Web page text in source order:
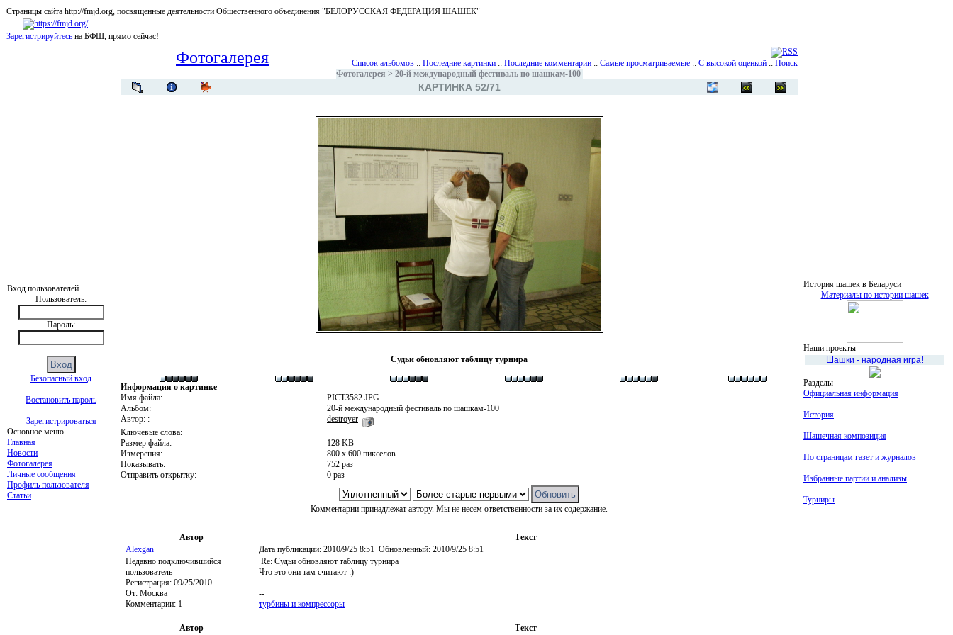
Страницы сайта http://fmjd.org, посвященные деятельности Общественного объединения "БЕЛОРУССКАЯ ФЕДЕРАЦИЯ ШАШЕК"
Зарегистрируйтесь на БФШ, прямо сейчас!
Вход пользователей
Пользователь:
Пароль:
Безопасный вход
Востановить пароль
Зарегистрироваться
Основное меню
Главная
Новости
Фотогалерея
Личные сообщения
Профиль пользователя
Статьи
Фотогалерея Список альбомов :: Последние картинки :: Последние комментарии :: Самые просматриваемые :: С высокой оценкой :: Поиск
Фотогалерея > 20-й международный фестиваль по шашкам-100
КАРТИНКА 52/71
Судьи обновляют таблицу турнира
Информация о картинке
Имя файла:
PICT3582.JPG
Альбом:
20-й международный фестиваль по шашкам-100
Автор: :
destroyer
Ключевые слова:
Размер файла:
128 KB
Измерения:
800 x 600 пикселов
Показывать:
752 раз
Отправить открытку:
0 раз
Комментарии принадлежат автору. Мы не несем ответственности за их содержание.
Автор
Текст
Alexgan
Дата публикации: 2010/9/25 8:51 Обновленный: 2010/9/25 8:51
Недавно подключившийся
пользователь
Регистрация: 09/25/2010
От: Москва
Комментарии: 1
Re: Судьи обновляют таблицу турнира
Что это они там считают :)
--
турбины и компрессоры
Автор Текст
История шашек в Беларуси
Материалы по истории шашек
Наши проекты
Шашки - народная игра!
Разделы
Официальная информация
История
Шашечная композиция
По страницам газет и журналов
Избранные партии и анализы
Турниры